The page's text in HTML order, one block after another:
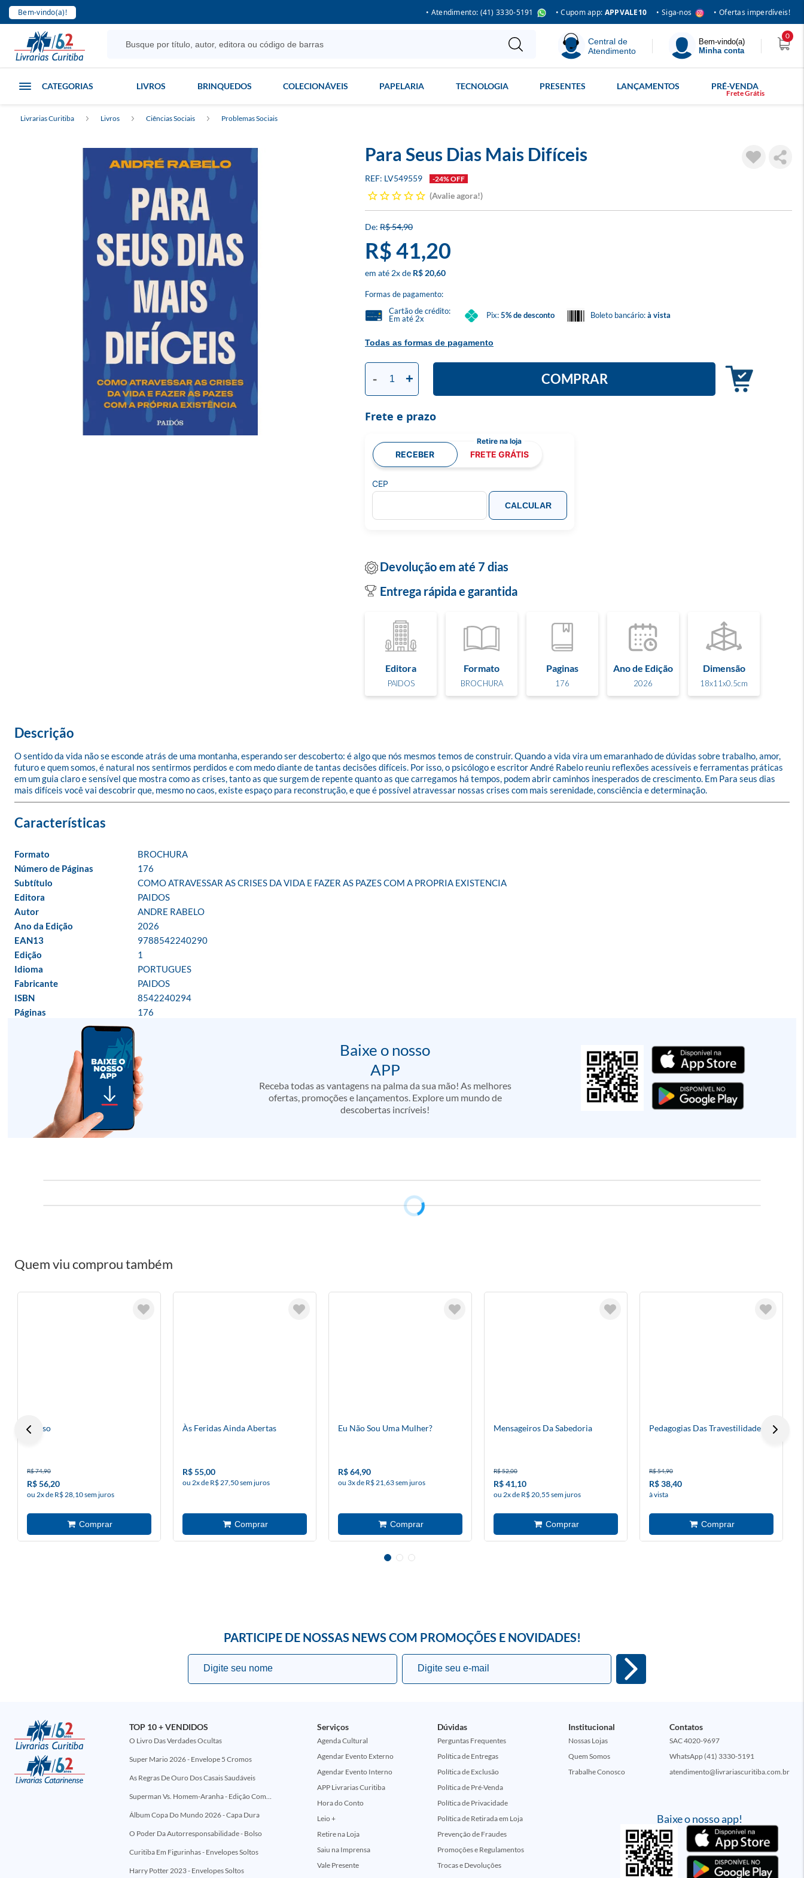
Bem-vindo(a)! • Atendimento: (41) 3330-5191 • Cupom app: APPVALE10 • Siga-nos • Ofertas imperdíveis!
Central de
Atendimento
Bem-vindo(a)
Minha conta
0
CATEGORIAS LIVROS BRINQUEDOS COLECIONÁVEIS PAPELARIA TECNOLOGIA PRESENTES LANÇAMENTOS PRÉ-VENDA
Livrarias Curitiba Livros Ciências Sociais Problemas Sociais
Para Seus Dias Mais Difíceis
LV549559 -24% OFF
Avalie agora!
R$ 54,90
R$ 41,20
2x R$ 20,60
Formas de pagamento:
Todas as formas de pagamento
Cartão de crédito:
Em até 2x
Pix:5% de desconto Boleto bancário:à vista
- + COMPRAR
Frete e prazo
RECEBER FRETE GRÁTIS
CEP
CALCULAR
Devolução em até 7 dias
Entrega rápida e garantida
Editora
PAIDOS
Formato
BROCHURA
Paginas
176
Ano de Edição
2026
Dimensão
18x11x0.5cm
Descrição
O sentido da vida não se esconde atrás de uma montanha, esperando ser descoberto: é algo que nós mesmos temos de construir. Quando a vida vira um emaranhado de dúvidas sobre trabalho, amor,
futuro e quem somos, é natural nos sentirmos perdidos e com medo diante de tantas decisões difíceis. Por isso, o psicólogo e escritor André Rabelo reuniu reflexões acessíveis e ferramentas práticas
em um guia claro e sensível que mostra como as crises, tanto as que surgem de repente quanto as que carregamos há tempos, podem abrir caminhos inesperados de crescimento. Em Para seus dias
mais difíceis você vai descobrir que, mesmo no caos, existe espaço para reconstrução, e que é possível atravessar nossas crises com mais serenidade, consciência e determinação.
Formato
BROCHURA
Número de Páginas
176
Subtítulo
COMO ATRAVESSAR AS CRISES DA VIDA E FAZER AS PAZES COM A PROPRIA EXISTENCIA
Editora
PAIDOS
Autor
ANDRE RABELO
Ano da Edição
2026
EAN13
9788542240290
Edição
1
Idioma
PORTUGUES
Fabricante
PAIDOS
ISBN
8542240294
Páginas
176
Baixe o nosso
APP
Receba todas as vantagens na palma da sua mão! As melhores
ofertas, promoções e lançamentos. Explore um mundo de
descobertas incríveis!
Quem viu comprou também
Abuso
R$ 74,90
R$ 56,20
ou 2x de R$ 28,10 sem juros
Às Feridas Ainda Abertas
R$ 55,00
ou 2x de R$ 27,50 sem juros
Eu Não Sou Uma Mulher?
R$ 64,90
ou 3x de R$ 21,63 sem juros
Mensageiros Da Sabedoria
R$ 52,00
R$ 41,10
ou 2x de R$ 20,55 sem juros
Pedagogias Das Travestilidades
R$ 54,90
R$ 38,40
à vista
PARTICIPE DE NOSSAS NEWS COM PROMOÇÕES E NOVIDADES!
Baixe o nosso app!
TOP 10 + VENDIDOS
O Livro Das Verdades Ocultas
Super Mario 2026 - Envelope 5 Cromos
As Regras De Ouro Dos Casais Saudáveis
Superman Vs. Homem-Aranha - Edição Comemorativa 50 Anos (Encontros Clássicos Dc E Marvel)
Álbum Copa Do Mundo 2026 - Capa Dura
O Poder Da Autorresponsabilidade - Bolso
Curitiba Em Figurinhas - Envelopes Soltos
Harry Potter 2023 - Envelopes Soltos
Serviços
Agenda Cultural
Agendar Evento Externo
Agendar Evento Interno
APP Livrarias Curitiba
Hora do Conto
Leio +
Retire na Loja
Saiu na Imprensa
Vale Presente
Dúvidas
Perguntas Frequentes
Política de Entregas
Política de Exclusão
Política de Pré-Venda
Política de Privacidade
Política de Retirada em Loja
Prevenção de Fraudes
Promoções e Regulamentos
Trocas e Devoluções
Institucional
Nossas Lojas
Quem Somos
Trabalhe Conosco
Contatos
SAC 4020-9697
WhatsApp (41) 3330-5191
atendimento@livrariascuritiba.com.br